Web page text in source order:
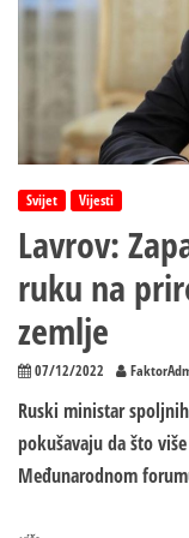
Svijet Vijesti
Lavrov:
ruku na
zemlje
07/12/2022
Ruski ministar
pokušavaju da što
Međunarodnom